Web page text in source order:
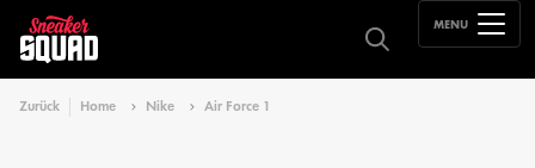
MENU
Zurück Home Nike Air Force 1